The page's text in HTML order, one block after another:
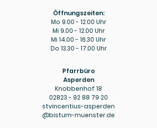
Öffnungszeiten:
Mo 9.00 - 12.00 Uhr
Mi 9.00 - 12.00 Uhr
Mi 14.00 - 16.30 Uhr
Do 13.30 - 17.00 Uhr
Pfarrbüro
Asperden
Knobbenhof 18
02823 - 92 88 79 20
stvincentius-asperden
@bistum-muenster.de